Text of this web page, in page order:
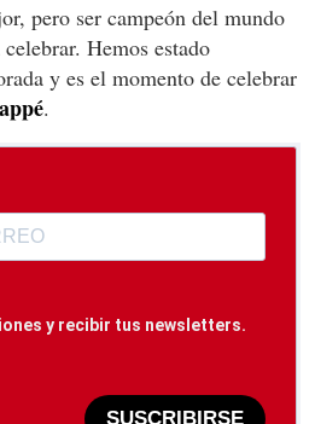
pero ser campeón del mundo
Hemos estado
y es el momento de celebrar
.
y recibir tus newsletters.
SUSCRIBIRSE